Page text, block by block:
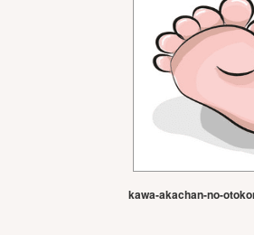
kawa-akachan-no-